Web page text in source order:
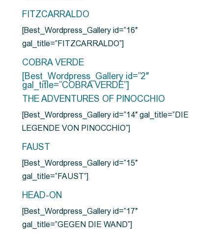
FITZCARRALDO
[Best_Wordpress_Gallery id=”16″
gal_title=”FITZCARRALDO”]
COBRA VERDE
[Best_Wordpress_Gallery id=”2″
gal_title=”COBRA VERDE”]
THE ADVENTURES OF PINOCCHIO
[Best_Wordpress_Gallery id=”14″ gal_title=”DIE
LEGENDE VON PINOCCHIO”]
FAUST
[Best_Wordpress_Gallery id=”15″
gal_title=”FAUST”]
HEAD-ON
[Best_Wordpress_Gallery id=”17″
gal_title=”GEGEN DIE WAND”]